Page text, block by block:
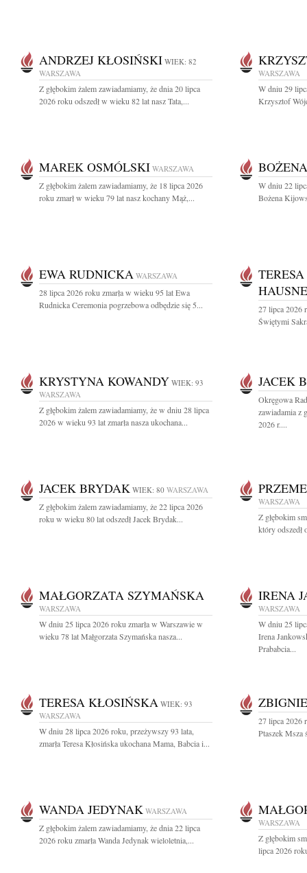
ANDRZEJ KŁOSIŃSKI WIEK: 82
WARSZAWA
Z głębokim żalem zawiadamiamy, że dnia 20 lipca
2026 roku odszedł w wieku 82 lat nasz Tata,...
WARSZAWA
W dniu 29
Krzysztof
MAREK OSMÓLSKI WARSZAWA
Z głębokim żalem zawiadamiamy, że 18 lipca 2026
roku zmarł w wieku 79 lat nasz kochany Mąż,...
W dniu 22
Bożena
EWA RUDNICKA WARSZAWA
28 lipca 2026 roku zmarła w wieku 95 lat Ewa
Rudnicka Ceremonia pogrzebowa odbędzie się 5...
27 lipca 2026
Świętymi
KRYSTYNA KOWANDY WIEK: 93
WARSZAWA
Z głębokim żalem zawiadamiamy, że w dniu 28 lipca
2026 w wieku 93 lat zmarła nasza ukochana...
JACEK
Okręgowa
zawiadamia z
2026 r....
JACEK BRYDAK WIEK: 80 WARSZAWA
Z głębokim żalem zawiadamiamy, że 22 lipca 2026
roku w wieku 80 lat odszedł Jacek Brydak...
WARSZAWA
Z głębokim
który odszedł
MAŁGORZATA SZYMAŃSKA
WARSZAWA
W dniu 25 lipca 2026 roku zmarła w Warszawie w
wieku 78 lat Małgorzata Szymańska nasza...
IRENA
WARSZAWA
W dniu 25
Irena
Prababcia...
TERESA KŁOSIŃSKA WIEK: 93
WARSZAWA
W dniu 28 lipca 2026 roku, przeżywszy 93 lata,
zmarła Teresa Kłosińska ukochana Mama, Babcia i...
27 lipca 2026
Ptaszek Msza
WANDA JEDYNAK WARSZAWA
Z głębokim żalem zawiadamiamy, że dnia 22 lipca
2026 roku zmarła Wanda Jedynak wieloletnia,...
WARSZAWA
Z głębokim
lipca 2026